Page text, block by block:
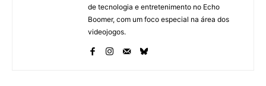
de tecnologia e entretenimento no Echo
Boomer, com um foco especial na área dos
videojogos.